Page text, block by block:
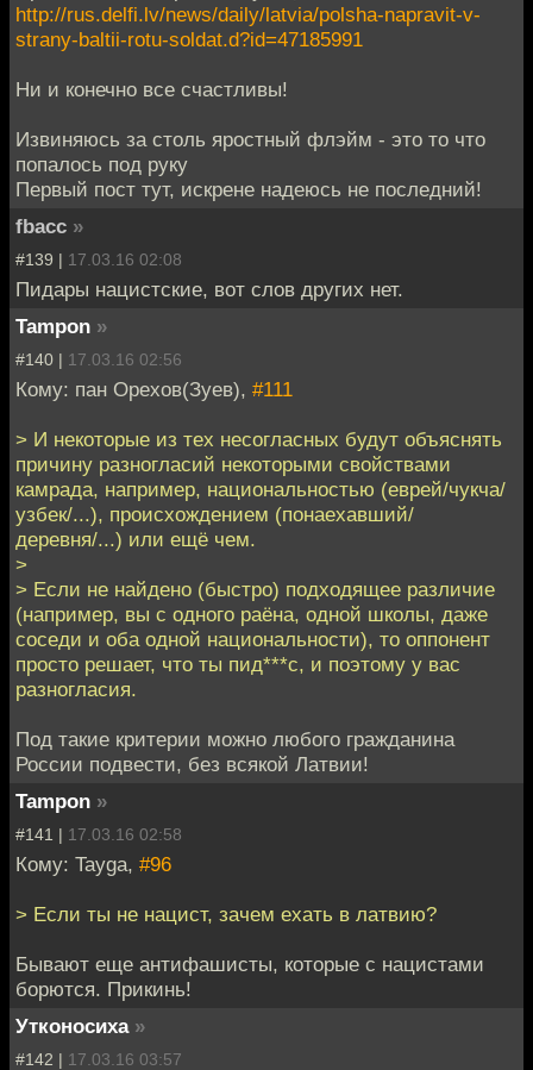
http://rus.delfi.lv/news/daily/latvia/polsha-napravit-v-
strany-baltii-rotu-soldat.d?id=47185991
Ни и конечно все счастливы!
Извиняюсь за столь яростный флэйм - это то что
попалось под руку
Первый пост тут, искрене надеюсь не последний!
fbacc »
#139 | 17.03.16 02:08
Пидары нацистские, вот слов других нет.
Tampon »
#140 | 17.03.16 02:56
Кому: пан Орехов(Зуев), #111
> И некоторые из тех несогласных будут объяснять
причину разногласий некоторыми свойствами
камрада, например, национальностью (еврей/чукча/
узбек/...), происхождением (понаехавший/
деревня/...) или ещё чем.
>
> Если не найдено (быстро) подходящее различие
(например, вы с одного раёна, одной школы, даже
соседи и оба одной национальности), то оппонент
просто решает, что ты пид***с, и поэтому у вас
разногласия.
Под такие критерии можно любого гражданина
России подвести, без всякой Латвии!
Tampon »
#141 | 17.03.16 02:58
Кому: Tayga, #96
> Если ты не нацист, зачем ехать в латвию?
Бывают еще антифашисты, которые с нацистами
борются. Прикинь!
Утконосиха »
#142 | 17.03.16 03:57